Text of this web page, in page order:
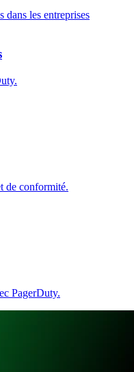
les entreprises
de conformité.
PagerDuty.